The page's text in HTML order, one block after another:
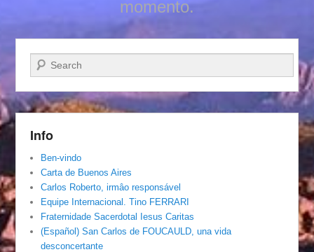
momento.
Pesquisar…
Info
Ben-vindo
Carta de Buenos Aires
Carlos Roberto, irmâo responsável
Equipe Internacional. Tino FERRARI
Fraternidade Sacerdotal Iesus Caritas
(Español) San Carlos de FOUCAULD, una vida
desconcertante